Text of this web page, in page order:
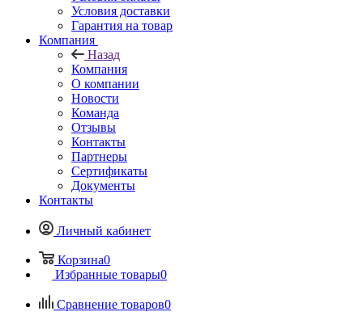
Условия доставки
Гарантия на товар
Компания
Назад
Компания
О компании
Новости
Команда
Отзывы
Контакты
Партнеры
Сертификаты
Документы
Контакты
Личный кабинет
Корзина0
Избранные товары0
Сравнение товаров0